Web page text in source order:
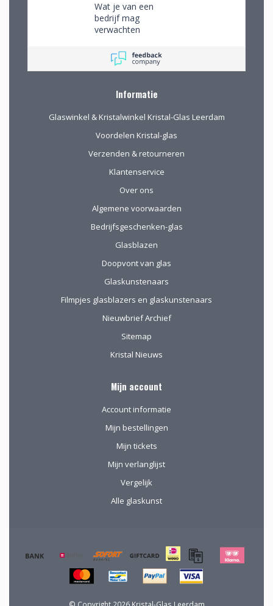
Wat je van een
bedrijf mag
verwachten
Informatie
Glaswinkel & Kristalwinkel Kristal-Glas Leerdam
Voordelen Kristal-glas
Verzenden & retourneren
Klantenservice
Over ons
Algemene voorwaarden
Bedrijfsgeschenken-glas
Glasblazen
Doopvont van glas
Glaskunstenaars
Filmpjes glasblazers en glaskunstenaars
Nieuwbrief Archief
Sitemap
Kristal Nieuws
Mijn account
Account informatie
Mijn bestellingen
Mijn tickets
Mijn verlanglijst
Vergelijk
Alle glaskunst